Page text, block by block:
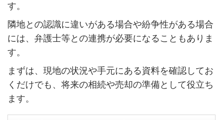
す。
隣地との認識に違いがある場合や紛争性がある場合
には、弁護士等との連携が必要になることもありま
す。
まずは、現地の状況や手元にある資料を確認してお
くだけでも、将来の相続や売却の準備として役立ち
ます。